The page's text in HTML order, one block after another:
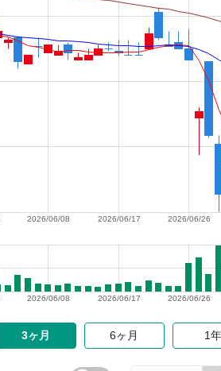
2026/06/26
2026/06/17
2026/06/08
2026/06/26
2026/06/17
2026/06/08
3ヶ月 6ヶ月 1年